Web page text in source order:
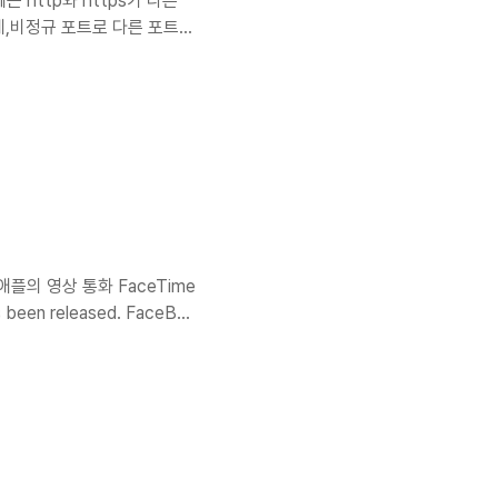
정규 포트로 다른 포트를
497
당 에러를 redirect 해주
플의 영상 통화 FaceTime
been released. FaceBot
Download: